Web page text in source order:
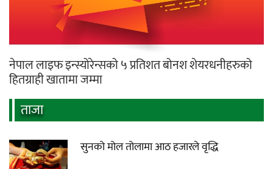
नेपाल लाइफ इन्स्योरेन्सको ५ प्रतिशत बोनश शेयरधनीहरुको
हितग्राही खातामा जम्मा
ताजा
सुनको मोल तोलामा आठ हजारले वृद्धि